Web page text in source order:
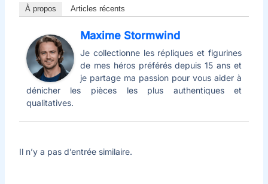
À propos Articles récents
Maxime Stormwind
Je collectionne les répliques et figurines
de mes héros préférés depuis 15 ans et
je partage ma passion pour vous aider à
dénicher les pièces les plus authentiques et
qualitatives.
Il n’y a pas d’entrée similaire.